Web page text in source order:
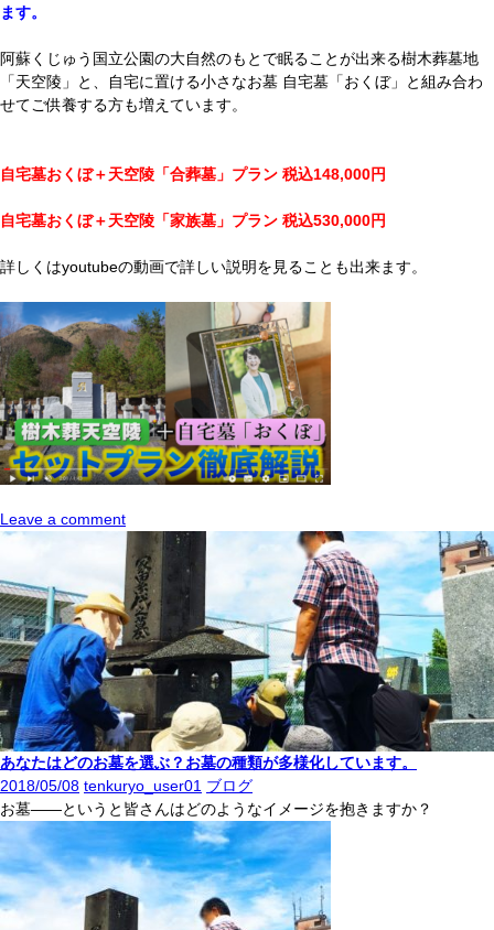
ます。
阿蘇くじゅう国立公園の大自然のもとで眠ることが出来る樹木葬墓地
「天空陵」と、自宅に置ける小さなお墓 自宅墓「おくぼ」と組み合わ
せてご供養する方も増えています。
自宅墓おくぼ＋天空陵「合葬墓」プラン 税込148,000円
自宅墓おくぼ＋天空陵「家族墓」プラン 税込530,000円
詳しくはyoutubeの動画で詳しい説明を見ることも出来ます。
Leave a comment
あなたはどのお墓を選ぶ？お墓の種類が多様化しています。
2018/05/08 tenkuryo_user01 ブログ
お墓――というと皆さんはどのようなイメージを抱きますか？